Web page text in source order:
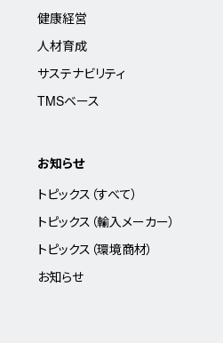
健康経営
人材育成
サステナビリティ
TMSベース
お知らせ
トピックス（すべて）
トピックス（輸入メーカー）
トピックス（環境商材）
お知らせ